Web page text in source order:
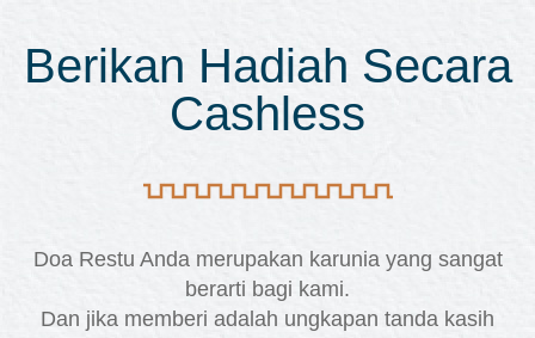
Berikan Hadiah Secara
Cashless
Doa Restu Anda merupakan karunia yang sangat
berarti bagi kami.
Dan jika memberi adalah ungkapan tanda kasih